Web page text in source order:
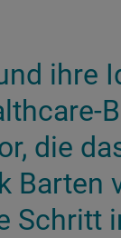
ihre
die
Barten
Schritt